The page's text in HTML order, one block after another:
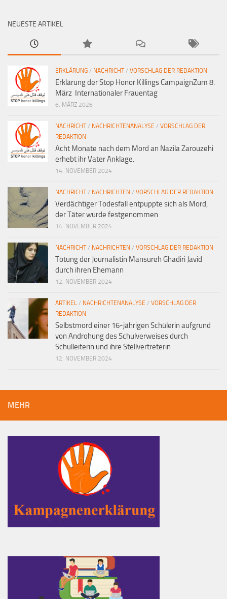
NEUESTE ARTIKEL
ERKLÄRUNG / NACHRICHT/ VORSCHLAG DER REDAKTION
Erklärung der Stop Honor Killings CampaignZum 8.
März Internationaler Frauentag
6. MÄRZ 2026
NACHRICHT/ NACHRICHTENANALYSE / VORSCHLAG DER
REDAKTION
Acht Monate nach dem Mord an Nazila Zarouzehi
erhebt ihr Vater Anklage.
14. NOVEMBER 2024
NACHRICHT/ NACHRICHTEN / VORSCHLAG DER REDAKTION
Verdächtiger Todesfall entpuppte sich als Mord,
der Täter wurde festgenommen
14. NOVEMBER 2024
NACHRICHT/ NACHRICHTEN / VORSCHLAG DER REDAKTION
Tötung der Journalistin Mansureh Ghadiri Javid
durch ihren Ehemann
12. NOVEMBER 2024
ARTIKEL / NACHRICHTENANALYSE / VORSCHLAG DER
REDAKTION
Selbstmord einer 16-jährigen Schülerin aufgrund
von Androhung des Schulverweises durch
Schulleiterin und ihre Stellvertreterin
12. NOVEMBER 2024
MEHR